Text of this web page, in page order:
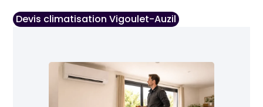
Devis climatisation Vigoulet-Auzil